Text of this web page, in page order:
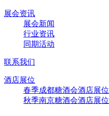
展会资讯
展会新闻
行业资讯
同期活动
联系我们
酒店展位
春季成都糖酒会酒店展位
秋季南京糖酒会酒店展位